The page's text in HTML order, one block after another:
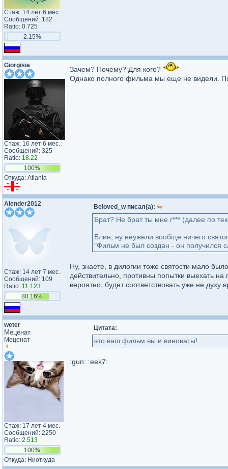
Стаж: 14 лет 6 мес.
Сообщений: 182
Ratio: 0.725
2.15%
Giorgisia
Стаж: 16 лет 6 мес.
Сообщений: 325
Ratio: 18.22
100%
Откуда: Atlanta
Зачем? Почему? Для кого?
Однако полного фильма мы еще не видели.
Alender2012
Стаж: 14 лет 7 мес.
Сообщений: 109
Ratio: 11.123
80.16%
Beloved_w писал(а):
Брат? Не брат ты мне г*** (далее по
Блин, ну неужели вообще ничего
"Фильм не был создан - он получился
Ну, знаете, в дилогии тоже святости мало
действительно, противны попытки выехать
вероятно, будет соответствовать уже не
weter
Меценат
Меценат
Стаж: 17 лет 4 мес.
Сообщений: 2250
Ratio: 2.513
100%
Откуда: Ниоткуда
Цитата:
это ваш фильм вы и виноваты!
:gun: :eek7: